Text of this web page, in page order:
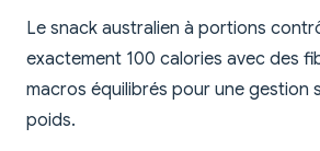
Le snack australien à portions
exactement 100 calories avec des
macros équilibrés pour une gestion
poids.